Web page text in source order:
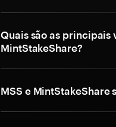
Quais são as
MintStakeShare?
MSS e MintStakeShare